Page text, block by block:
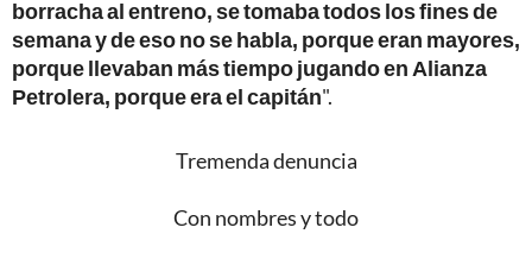
borracha al entreno, se tomaba todos los fines de
semana y de eso no se habla, porque eran mayores,
porque llevaban más tiempo jugando en Alianza
Petrolera, porque era el capitán".
Tremenda denuncia
Con nombres y todo